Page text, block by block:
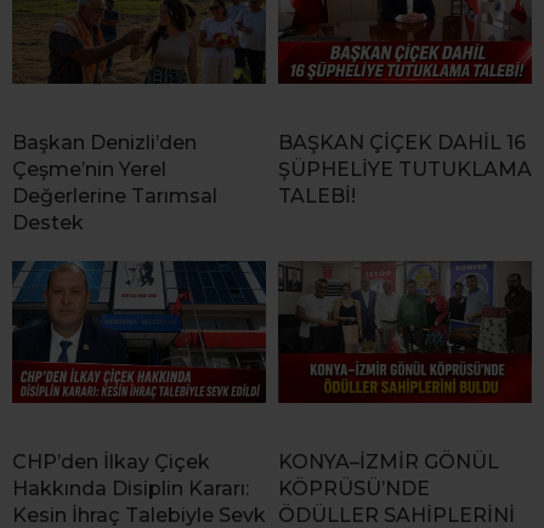
Başkan Denizli’den
Çeşme’nin Yerel
Değerlerine Tarımsal
Destek
BAŞKAN ÇİÇEK DAHİL 16
ŞÜPHELİYE TUTUKLAMA
TALEBİ!
CHP’den İlkay Çiçek
Hakkında Disiplin Kararı:
Kesin İhraç Talebiyle Sevk
KONYA–İZMİR GÖNÜL
KÖPRÜSÜ’NDE
ÖDÜLLER SAHİPLERİNİ